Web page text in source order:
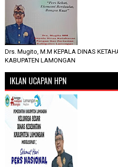
Drs. Mugito, M.M KEPALA DINAS
KABUPATEN LAMONGAN
IKLAN UCAPAN HPN